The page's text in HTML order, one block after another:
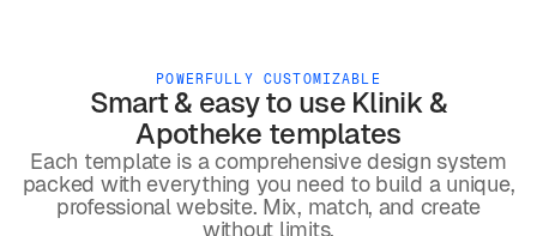
POWERFULLY CUSTOMIZABLE
Smart & easy to use Klinik &
Apotheke templates
Each template is a comprehensive design system
packed with everything you need to build a unique,
professional website. Mix, match, and create
without limits.